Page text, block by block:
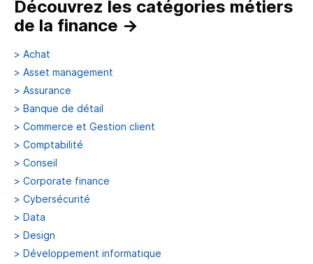
Découvrez les catégories métiers
de la finance →
> Achat
> Asset management
> Assurance
> Banque de détail
> Commerce et Gestion client
> Comptabilité
> Conseil
> Corporate finance
> Cybersécurité
> Data
> Design
> Développement informatique